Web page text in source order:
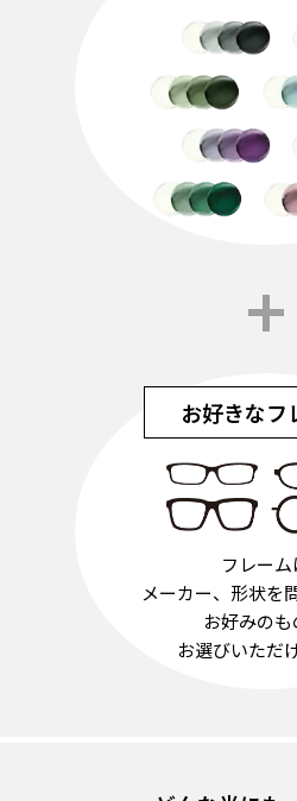
+
お好きなフ
フレーム
メーカー、形状を
お好みのも
お選びいただ